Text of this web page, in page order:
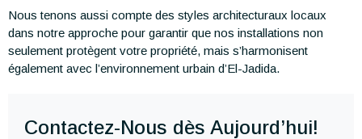
Nous tenons aussi compte des styles architecturaux locaux
dans notre approche pour garantir que nos installations non
seulement protègent votre propriété, mais s’harmonisent
également avec l’environnement urbain d’El-Jadida.
Contactez-Nous dès Aujourd’hui!